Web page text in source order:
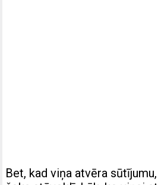
Bet, kad viņa atvēra